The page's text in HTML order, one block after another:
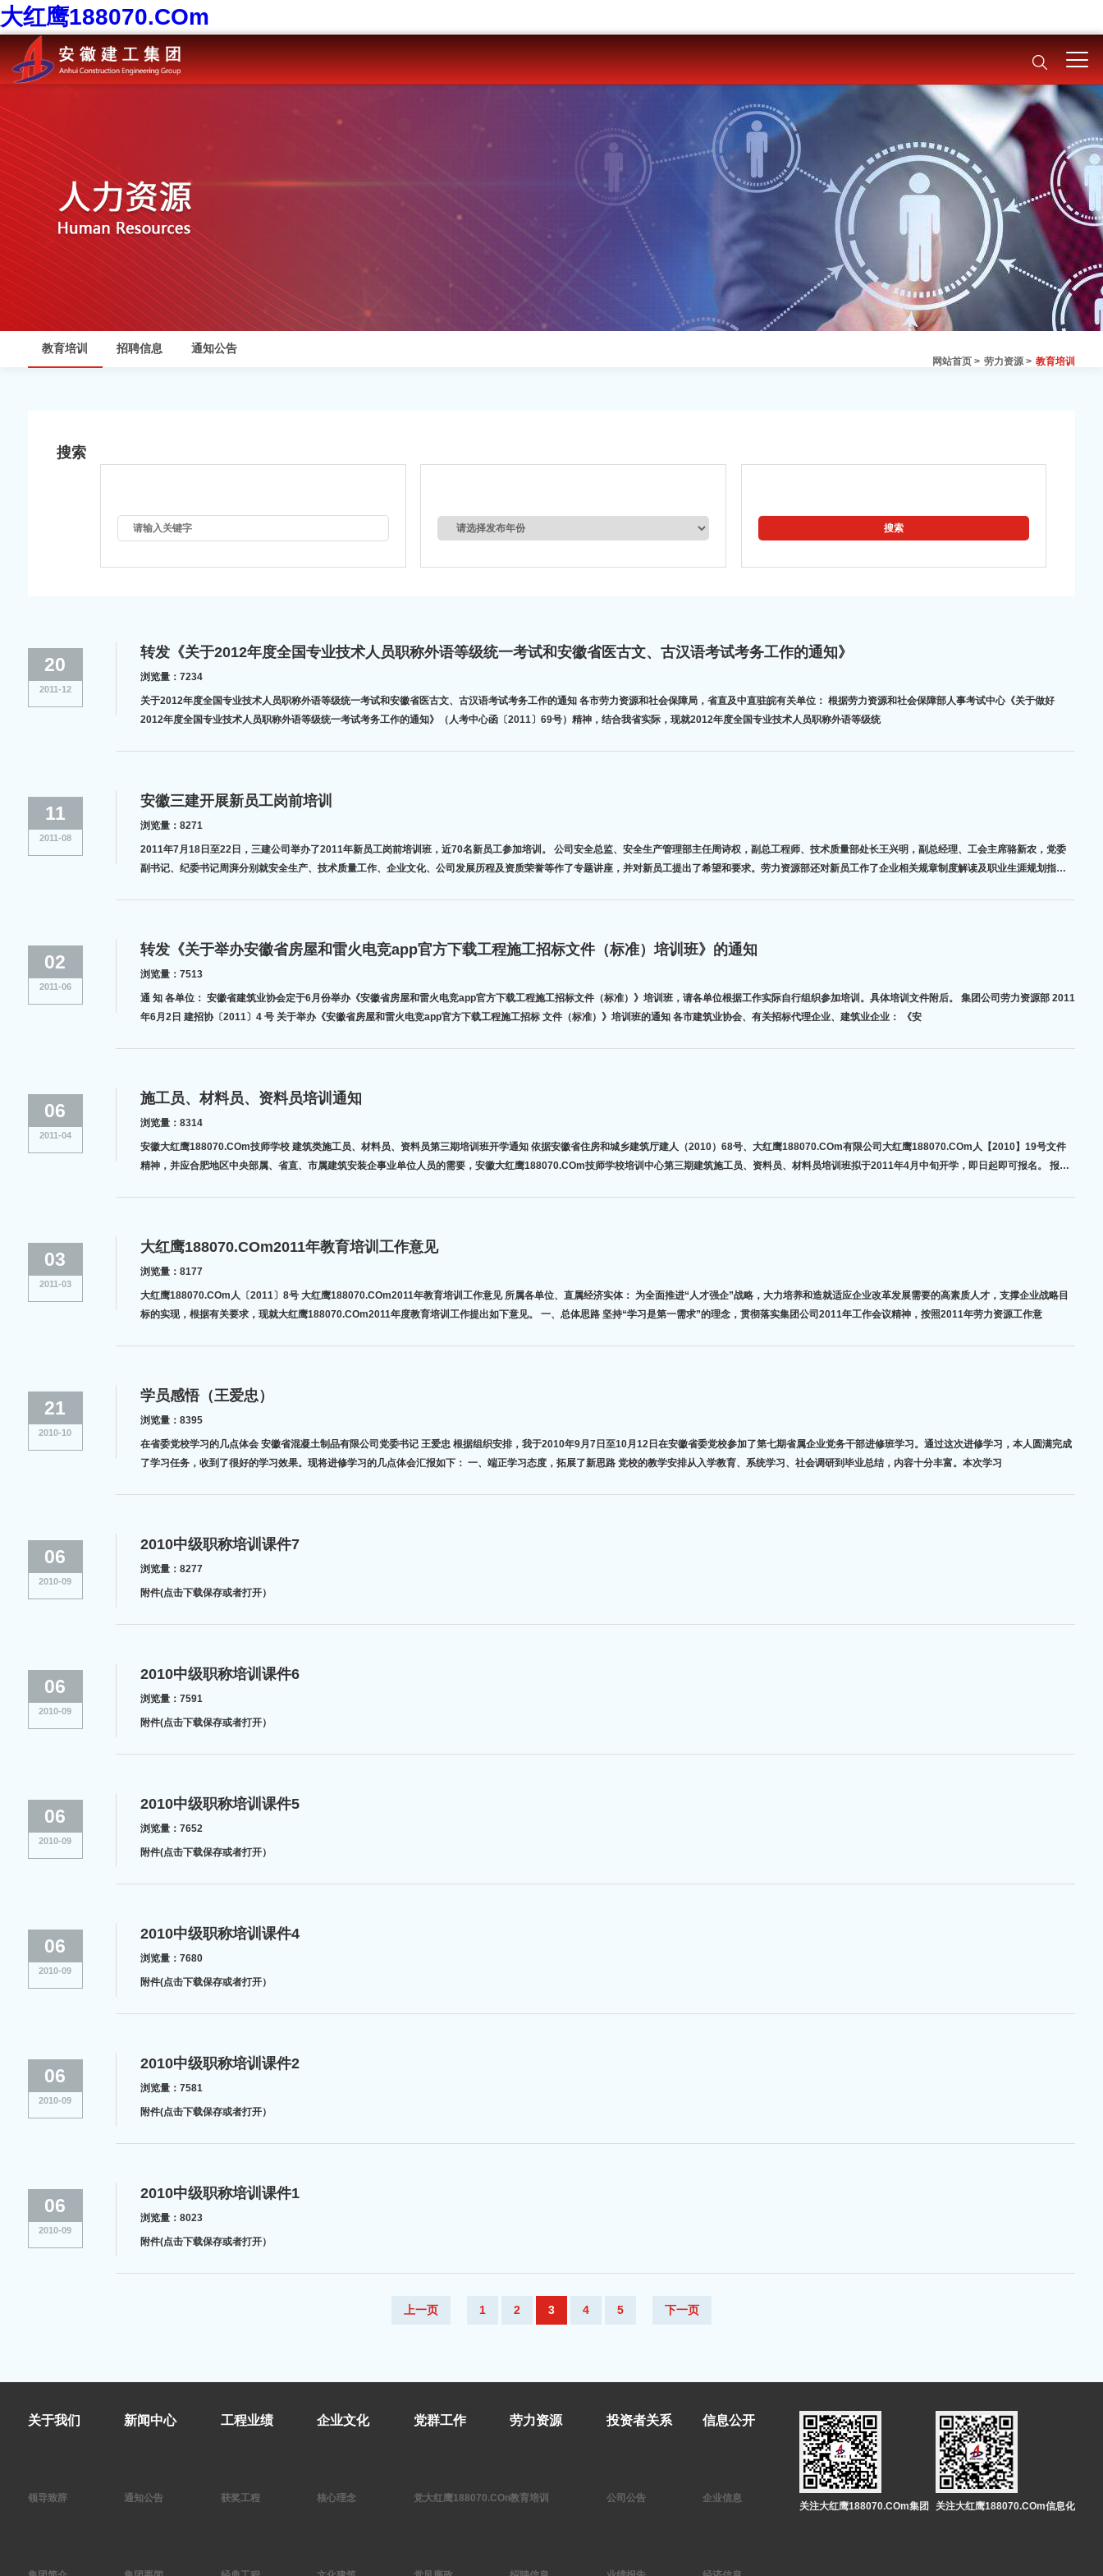
大红鹰188070.COm
网站首页 > 劳力资源 > 教育培训
教育培训 招聘信息 通知公告
搜索
20
2011-12
转发《关于2012年度全国专业技术人员职称外语等级统一考试和安徽省医古文、古汉语考试考务工作的通知》
浏览量：7234
关于2012年度全国专业技术人员职称外语等级统一考试和安徽省医古文、古汉语考试考务工作的通知 各市劳力资源和社会保障局，省直及中直驻皖有关单位： 根据劳力资源和社会保障部人事考试中心《关于做好
2012年度全国专业技术人员职称外语等级统一考试考务工作的通知》（人考中心函〔2011〕69号）精神，结合我省实际，现就2012年度全国专业技术人员职称外语等级统
11
2011-08
安徽三建开展新员工岗前培训
浏览量：8271
2011年7月18日至22日，三建公司举办了2011年新员工岗前培训班，近70名新员工参加培训。 公司安全总监、安全生产管理部主任周诗权，副总工程师、技术质量部处长王兴明，副总经理、工会主席骆新农，党委
副书记、纪委书记周湃分别就安全生产、技术质量工作、企业文化、公司发展历程及资质荣誉等作了专题讲座，并对新员工提出了希望和要求。劳力资源部还对新员工作了企业相关规章制度解读及职业生涯规划指
02
2011-06
转发《关于举办安徽省房屋和雷火电竞app官方下载工程施工招标文件（标准）培训班》的通知
浏览量：7513
通 知 各单位： 安徽省建筑业协会定于6月份举办《安徽省房屋和雷火电竞app官方下载工程施工招标文件（标准）》培训班，请各单位根据工作实际自行组织参加培训。具体培训文件附后。 集团公司劳力资源部 2011
年6月2日 建招协〔2011〕4 号 关于举办《安徽省房屋和雷火电竞app官方下载工程施工招标 文件（标准）》培训班的通知 各市建筑业协会、有关招标代理企业、建筑业企业： 《安
06
2011-04
施工员、材料员、资料员培训通知
浏览量：8314
安徽大红鹰188070.COm技师学校 建筑类施工员、材料员、资料员第三期培训班开学通知 依据安徽省住房和城乡建筑厅建人（2010）68号、大红鹰188070.COm有限公司大红鹰188070.COm人【2010】19号文件
精神，并应合肥地区中央部属、省直、市属建筑安装企事业单位人员的需要，安徽大红鹰188070.COm技师学校培训中心第三期建筑施工员、资料员、材料员培训班拟于2011年4月中旬开学，即日起即可报名。 报名
03
2011-03
大红鹰188070.COm2011年教育培训工作意见
浏览量：8177
大红鹰188070.COm人〔2011〕8号 大红鹰188070.COm2011年教育培训工作意见 所属各单位、直属经济实体： 为全面推进“人才强企”战略，大力培养和造就适应企业改革发展需要的高素质人才，支撑企业战略目
标的实现，根据有关要求，现就大红鹰188070.COm2011年度教育培训工作提出如下意见。 一、总体思路 坚持“学习是第一需求”的理念，贯彻落实集团公司2011年工作会议精神，按照2011年劳力资源工作意
21
2010-10
学员感悟（王爱忠）
浏览量：8395
在省委党校学习的几点体会 安徽省混凝土制品有限公司党委书记 王爱忠 根据组织安排，我于2010年9月7日至10月12日在安徽省委党校参加了第七期省属企业党务干部进修班学习。通过这次进修学习，本人圆满完成
了学习任务，收到了很好的学习效果。现将进修学习的几点体会汇报如下： 一、端正学习态度，拓展了新思路 党校的教学安排从入学教育、系统学习、社会调研到毕业总结，内容十分丰富。本次学习
06
2010-09
2010中级职称培训课件7
浏览量：8277
附件(点击下载保存或者打开）
06
2010-09
2010中级职称培训课件6
浏览量：7591
附件(点击下载保存或者打开）
06
2010-09
2010中级职称培训课件5
浏览量：7652
附件(点击下载保存或者打开）
06
2010-09
2010中级职称培训课件4
浏览量：7680
附件(点击下载保存或者打开）
06
2010-09
2010中级职称培训课件2
浏览量：7581
附件(点击下载保存或者打开）
06
2010-09
2010中级职称培训课件1
浏览量：8023
附件(点击下载保存或者打开）
上一页 1 2 3 4 5 下一页
关于我们
领导致辞
新闻中心
通知公告
工程业绩
获奖工程
企业文化
核心理念
党群工作
党大红鹰188070.COm作
劳力资源
教育培训
投资者关系
公司公告
信息公开
企业信息
关注大红鹰188070.COm集团 关注大红鹰188070.COm信息化